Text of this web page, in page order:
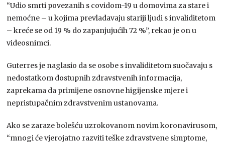
“Udio smrti povezanih s covidom-19 u domovima za stare i
nemoćne – u kojima prevladavaju stariji ljudi s invaliditetom
– kreće se od 19 % do zapanjujućih 72 %”, rekao je on u
videosnimci.
Guterres je naglasio da se osobe s invaliditetom suočavaju s
nedostatkom dostupnih zdravstvenih informacija,
zaprekama da primijene osnovne higijenske mjere i
nepristupačnim zdravstvenim ustanovama.
Ako se zaraze bolešću uzrokovanom novim koronavirusom,
“mnogi će vjerojatno razviti teške zdravstvene simptome,